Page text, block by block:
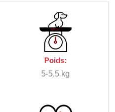
Poids:
5-5,5 kg